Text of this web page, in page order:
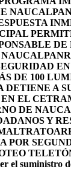
DE
DE 100
A
EL
DE
Y
POR
el suministro